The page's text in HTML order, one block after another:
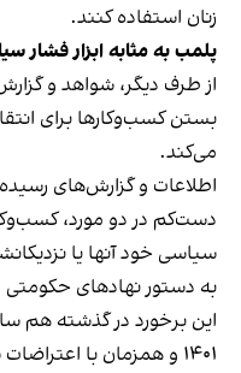
زنان استفاده کنند.
پلمب به مثابه ابزار فشار
از طرف دیگر، شواهد و
بستن کسب‌وکارها برای
می‌کند.
اطلاعات و گزارش‌های
دست‌کم در دو مورد،
سیاسی خود آنها یا
به دستور نهادهای حکومتی
این برخورد در گذشته هم
۱۴۰۱ و همزمان با